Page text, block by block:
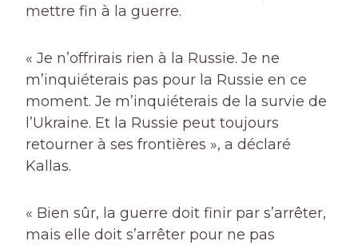
mettre fin à la guerre.
« Je n’offrirais rien à la Russie. Je ne
m’inquiéterais pas pour la Russie en ce
moment. Je m’inquiéterais de la survie de
l’Ukraine. Et la Russie peut toujours
retourner à ses frontières », a déclaré
Kallas.
« Bien sûr, la guerre doit finir par s’arrêter,
mais elle doit s’arrêter pour ne pas